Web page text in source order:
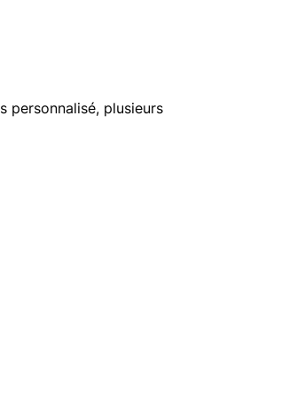
personnalisé, plusieurs